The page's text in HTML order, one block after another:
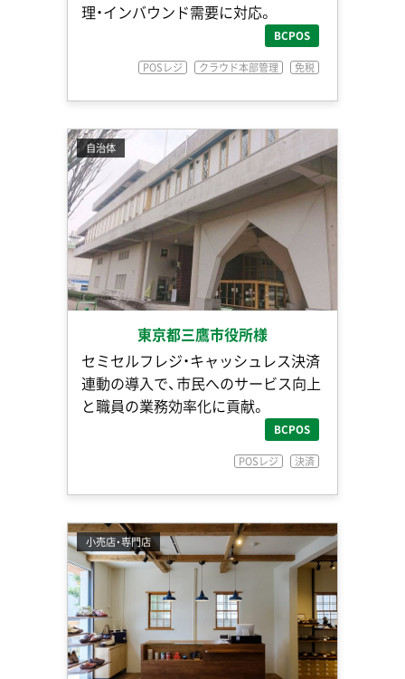
理・インバウンド需要に対応。
BCPOS
POSレジ クラウド本部管理 免税
自治体
東京都三鷹市役所様
セミセルフレジ・キャッシュレス決済
連動の導入で、市民へのサービス向上
と職員の業務効率化に貢献。
BCPOS
POSレジ 決済
小売店・専門店